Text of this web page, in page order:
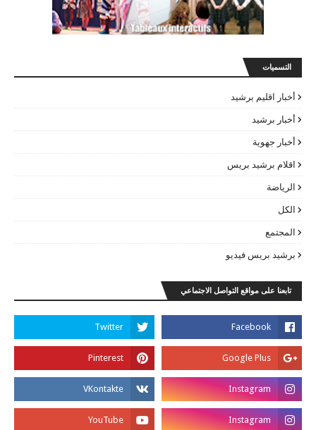
التسميات
أخبار اقليم برشيد
أخبار برشيد
أخبار جهوية
اقلام برشيد بريس
الرياضة
الكل
المجتمع
برشيد بريس فيديو
تابعنا على مواقع التواصل الاجتماعي